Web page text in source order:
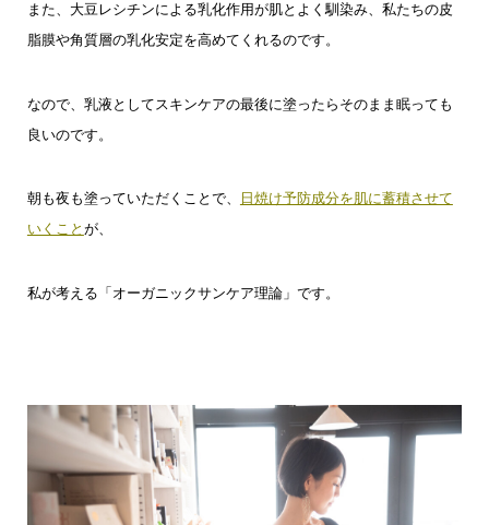
また、大豆レシチンによる乳化作用が肌とよく馴染み、私たちの皮
脂膜や角質層の乳化安定を高めてくれるのです。
なので、乳液としてスキンケアの最後に塗ったらそのまま眠っても
良いのです。
朝も夜も塗っていただくことで、
日焼け予防成分を肌に蓄積させて
いくこと が、
私が考える「オーガニックサンケア理論」です。